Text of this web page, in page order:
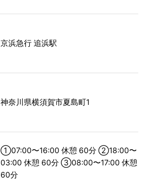
京浜急行 追浜駅
神奈川県横須賀市夏島町1
①07:00〜16:00 休憩 60分 ②18:00〜
03:00 休憩 60分 ③08:00〜17:00 休憩
60分